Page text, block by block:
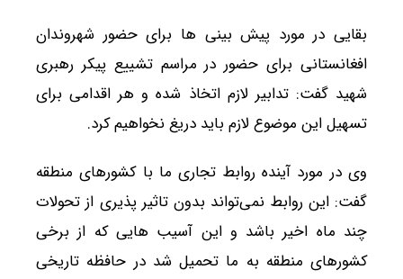
بقایی در مورد پیش بینی ها برای حضور شهروندان
افغانستانی برای حضور در مراسم تشییع پیکر رهبری
شهید گفت: تدابیر لازم اتخاذ شده و هر اقدامی برای
تسهیل این موضوع لازم باید دریغ نخواهیم کرد.
وی در مورد آینده روابط تجاری ما با کشورهای منطقه
گفت: این روابط نمی‌تواند بدون تاثیر پذیری از تحولات
چند ماه اخیر باشد و این آسیب هایی که از برخی
کشورهای منطقه به ما تحمیل شد در حافظه تاریخی